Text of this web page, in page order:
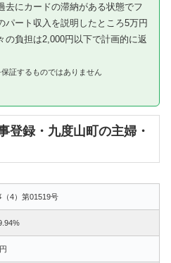
去にカードの滞納がある状態でフ
パート収入を説明したところ5万円
の負担は2,000円以下で計画的に返
証するものではありません
録・九度山町の主婦・
4）第01519号